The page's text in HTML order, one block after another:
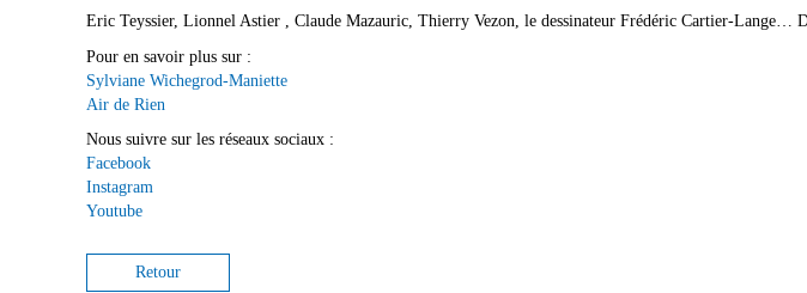
Eric Teyssier, Lionnel Astier , Claude Mazauric, Thierry Vezon, le dessinateur Frédéric Cartier-Lange…
Pour en savoir plus sur :
Sylviane Wichegrod-Maniette
Air de Rien
Nous suivre sur les réseaux sociaux :
Facebook
Instagram
Youtube
Retour